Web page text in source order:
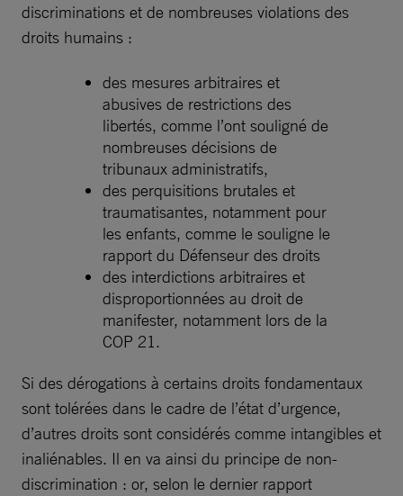
discriminations et de nombreuses violations des
droits humains :
des mesures arbitraires et
abusives de restrictions des
libertés, comme l’ont souligné de
nombreuses décisions de
tribunaux administratifs,
des perquisitions brutales et
traumatisantes, notamment pour
les enfants, comme le souligne le
rapport du Défenseur des droits
des interdictions arbitraires et
disproportionnées au droit de
manifester, notamment lors de la
COP 21.
Si des dérogations à certains droits fondamentaux
sont tolérées dans le cadre de l’état d’urgence,
d’autres droits sont considérés comme intangibles et
inaliénables. Il en va ainsi du principe de non-
discrimination : or, selon le dernier rapport